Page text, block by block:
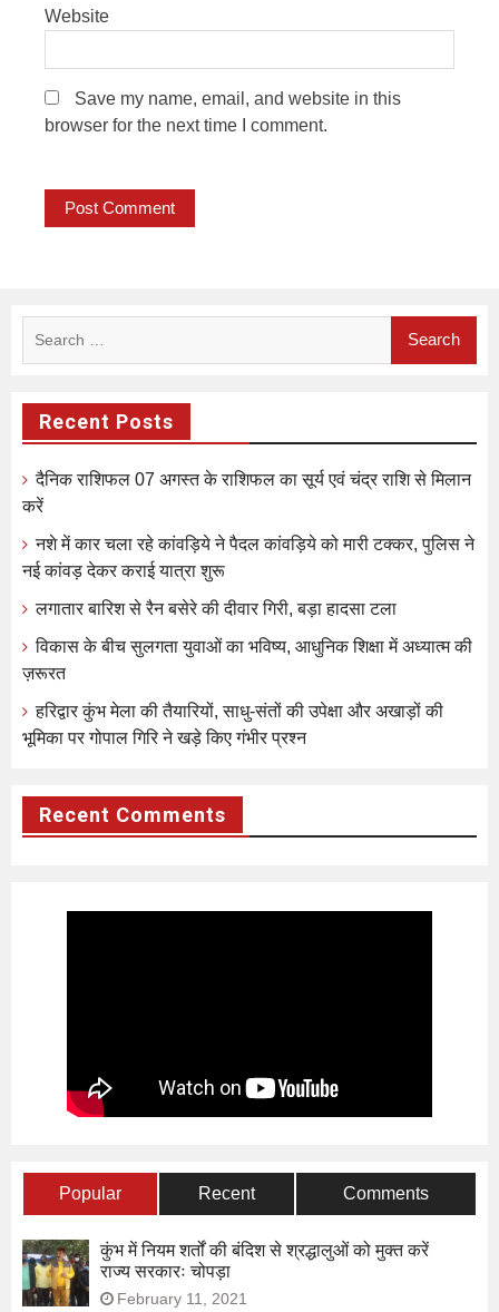
Website
Save my name, email, and website in this
browser for the next time I comment.
Recent Posts
दैनिक राशिफल 07 अगस्त के राशिफल का सूर्य एवं चंद्र राशि से मिलान
करें
नशे में कार चला रहे कांवड़िये ने पैदल कांवड़िये को मारी टक्कर, पुलिस ने
नई कांवड़ देकर कराई यात्रा शुरू
लगातार बारिश से रैन बसेरे की दीवार गिरी, बड़ा हादसा टला
विकास के बीच सुलगता युवाओं का भविष्य, आधुनिक शिक्षा में अध्यात्म की
ज़रूरत
हरिद्वार कुंभ मेला की तैयारियों, साधु-संतों की उपेक्षा और अखाड़ों की
भूमिका पर गोपाल गिरि ने खड़े किए गंभीर प्रश्न
Recent Comments
Popular Recent Comments
कुंभ में नियम शर्तों की बंदिश से श्रद्धालुओं को मुक्त करें
राज्य सरकारः चोपड़ा
February 11, 2021